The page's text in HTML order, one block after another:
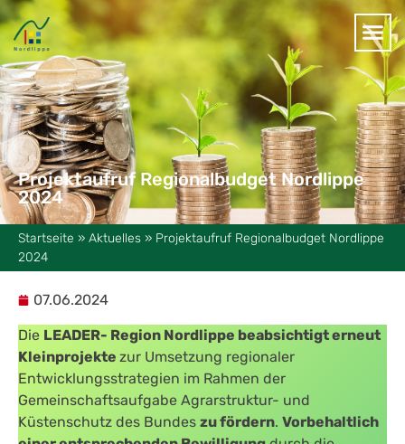
Projektaufruf Regionalbudget Nordlippe
2024
Startseite » Aktuelles » Projektaufruf Regionalbudget Nordlippe
2024
07.06.2024
Die LEADER- Region Nordlippe beabsichtigt erneut
Kleinprojekte zur Umsetzung regionaler
Entwicklungsstrategien im Rahmen der
Gemeinschaftsaufgabe Agrarstruktur- und
Küstenschutz des Bundes zu fördern. Vorbehaltlich